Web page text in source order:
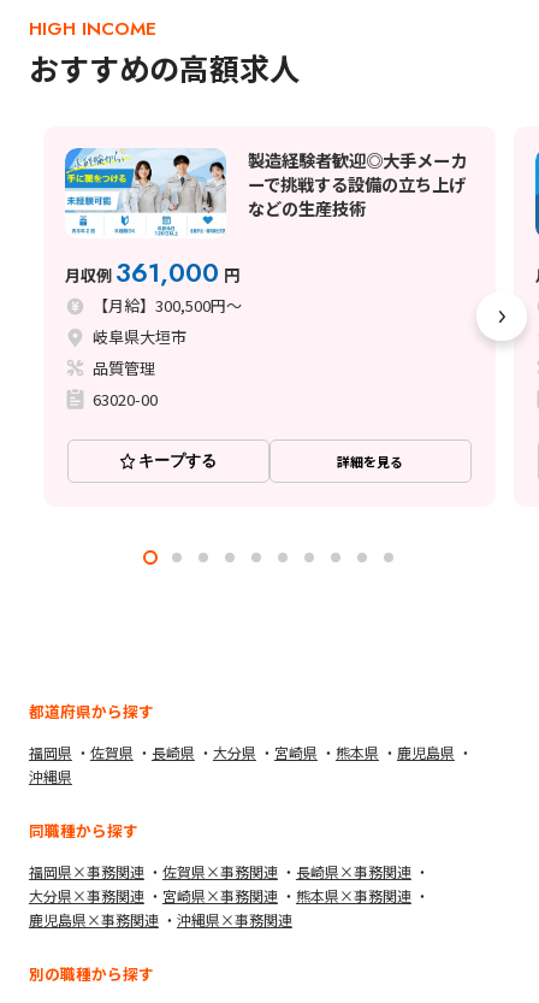
HIGH INCOME
おすすめの高額求人
製造経験者歓迎◎大手メーカ
ーで挑戦する設備の立ち上げ
などの生産技術
月収例 361,000 円
【月給】300,500円～
岐阜県大垣市
品質管理
63020-00
キープする 詳細を見る
都道府県から探す
福岡県 佐賀県 長崎県 大分県 宮崎県 熊本県
鹿児島県
沖縄県
同職種から探す
福岡県×事務関連 佐賀県×事務関連
長崎県×事務関連
大分県×事務関連
宮崎県×事務関連
熊本県×事務関連
鹿児島県×事務関連
沖縄県×事務関連
別の職種から探す